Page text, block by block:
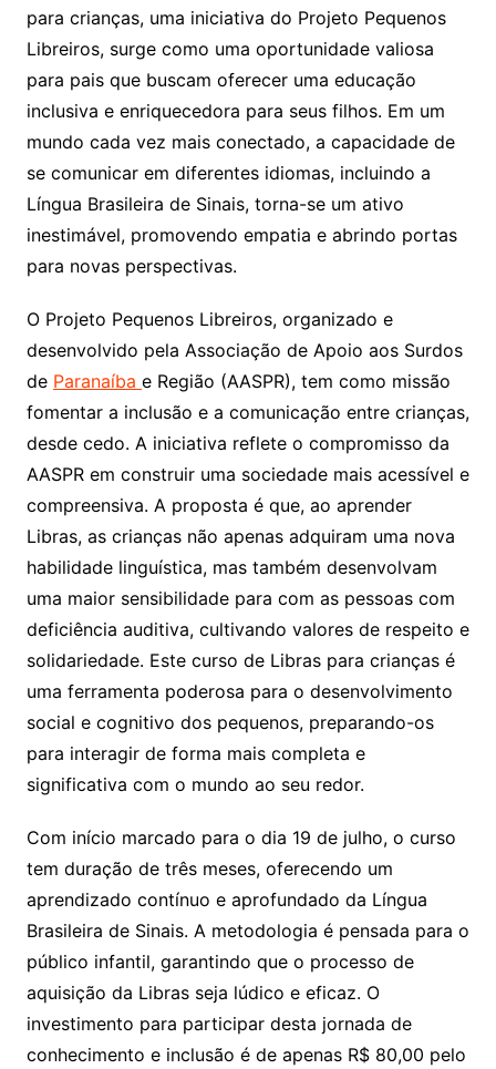
para crianças, uma iniciativa do Projeto Pequenos
Libreiros, surge como uma oportunidade valiosa
para pais que buscam oferecer uma educação
inclusiva e enriquecedora para seus filhos. Em um
mundo cada vez mais conectado, a capacidade de
se comunicar em diferentes idiomas, incluindo a
Língua Brasileira de Sinais, torna-se um ativo
inestimável, promovendo empatia e abrindo portas
para novas perspectivas.
O Projeto Pequenos Libreiros, organizado e
desenvolvido pela Associação de Apoio aos Surdos
de Paranaíba e Região (AASPR), tem como missão
fomentar a inclusão e a comunicação entre crianças,
desde cedo. A iniciativa reflete o compromisso da
AASPR em construir uma sociedade mais acessível e
compreensiva. A proposta é que, ao aprender
Libras, as crianças não apenas adquiram uma nova
habilidade linguística, mas também desenvolvam
uma maior sensibilidade para com as pessoas com
deficiência auditiva, cultivando valores de respeito e
solidariedade. Este curso de Libras para crianças é
uma ferramenta poderosa para o desenvolvimento
social e cognitivo dos pequenos, preparando-os
para interagir de forma mais completa e
significativa com o mundo ao seu redor.
Com início marcado para o dia 19 de julho, o curso
tem duração de três meses, oferecendo um
aprendizado contínuo e aprofundado da Língua
Brasileira de Sinais. A metodologia é pensada para o
público infantil, garantindo que o processo de
aquisição da Libras seja lúdico e eficaz. O
investimento para participar desta jornada de
conhecimento e inclusão é de apenas R$ 80,00 pelo